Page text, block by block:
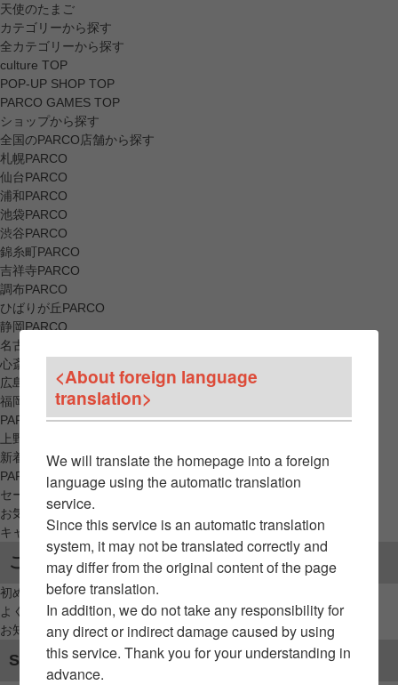
天使のたまご
カテゴリーから探す
全カテゴリーから探す
culture TOP
POP-UP SHOP TOP
PARCO GAMES TOP
ショップから探す
全国のPARCO店舗から探す
札幌PARCO
仙台PARCO
浦和PARCO
池袋PARCO
渋谷PARCO
錦糸町PARCO
吉祥寺PARCO
調布PARCO
ひばりが丘PARCO
静岡PARCO
名古屋PARCO
心斎橋PARCO
広島PARCO
福岡PARCO
PARCO_ya
上野
新着アイテムから探す
PARCO限定アイテムから探す
セールアイテムから探す
お気に入りから探す
キャンペーン/クーポン対象から探す
ご利用案内
初めてのお客様へ
よくあるご質問 / お問い合わせ
お知らせ
SNSアカウント
<About foreign language
translation>
We will translate the homepage into a foreign
language using the automatic translation
service.
Since this service is an automatic translation
system, it may not be translated correctly and
may differ from the original content of the page
before translation.
In addition, we do not take any responsibility for
any direct or indirect damage caused by using
this service. Thank you for your understanding in
advance.